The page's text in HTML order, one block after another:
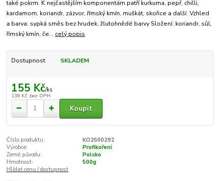
také pokrm. K nejčastějším komponentám patří kurkuma, pepř, chilli,
kardamom, koriandr, zázvor, římský kmín, muškát, skořice a další. Vzhled
a barva: sypká směs bez hrudek, žlutohnědé barvy Složení: koriandr, sůl,
římský kmín, če... celý popis
Dostupnost SKLADEM
155 Kč/ks
138 Kč bez DPH
Koupit
Číslo produktu:
KO2500292
Výrobce:
Profikoření
Země původu:
Polsko
Hmotnost:
500g
Hlídat cenu / dostupnost